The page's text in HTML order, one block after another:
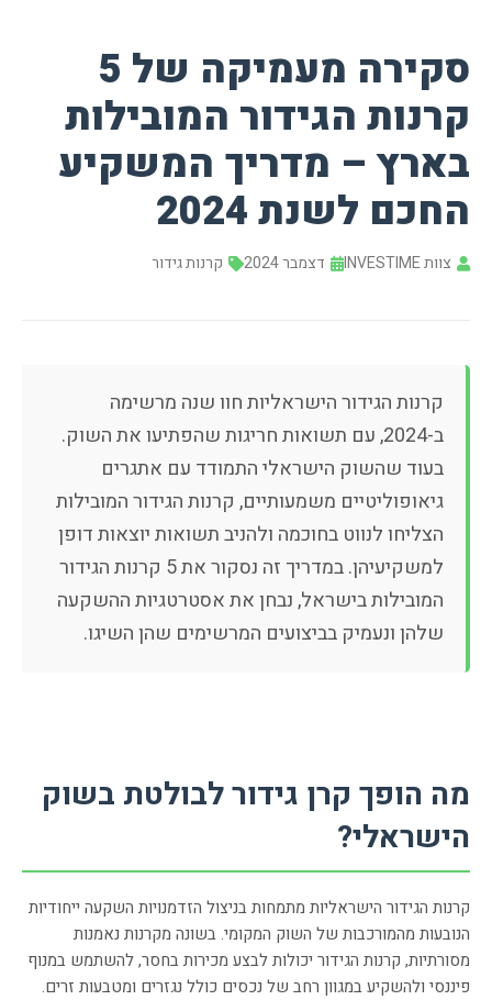
סקירה מעמיקה של 5
קרנות הגידור המובילות
בארץ – מדריך המשקיע
החכם לשנת 2024
צוות INVESTIME דצמבר 2024 קרנות גידור
קרנות הגידור הישראליות חוו שנה מרשימה
ב-2024, עם תשואות חריגות שהפתיעו את השוק.
בעוד שהשוק הישראלי התמודד עם אתגרים
גיאופוליטיים משמעותיים, קרנות הגידור המובילות
הצליחו לנווט בחוכמה ולהניב תשואות יוצאות דופן
למשקיעיהן. במדריך זה נסקור את 5 קרנות הגידור
המובילות בישראל, נבחן את אסטרטגיות ההשקעה
שלהן ונעמיק בביצועים המרשימים שהן השיגו.
מה הופך קרן גידור לבולטת בשוק
הישראלי?
קרנות הגידור הישראליות מתמחות בניצול הזדמנויות השקעה ייחודיות
הנובעות מהמורכבות של השוק המקומי. בשונה מקרנות נאמנות
מסורתיות, קרנות הגידור יכולות לבצע מכירות בחסר, להשתמש במנוף
פיננסי ולהשקיע במגוון רחב של נכסים כולל נגזרים ומטבעות זרים.